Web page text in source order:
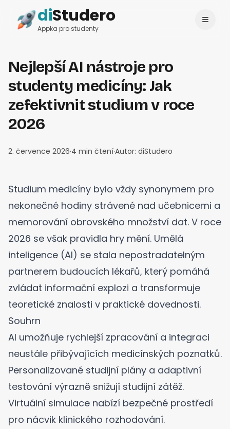
diStudero
Appka pro studenty
Přihlásit se Change language
Nejlepší AI nástroje pro
studenty medicíny: Jak
zefektivnit studium v roce
2026
2. července 2026·4 min čtení·Autor: diStudero
Studium medicíny bylo vždy synonymem pro
nekonečné hodiny strávené nad učebnicemi a
memorování obrovského množství dat. V roce
2026 se však pravidla hry mění. Umělá
inteligence (AI) se stala nepostradatelným
partnerem budoucích lékařů, který pomáhá
zvládat informační explozi a transformuje
teoretické znalosti v praktické dovednosti.
Souhrn
AI umožňuje rychlejší zpracování a integraci
neustále přibývajících medicínských poznatků.
Personalizované studijní plány a adaptivní
testování výrazně snižují studijní zátěž.
Virtuální simulace nabízí bezpečné prostředí
pro nácvik klinického rozhodování.